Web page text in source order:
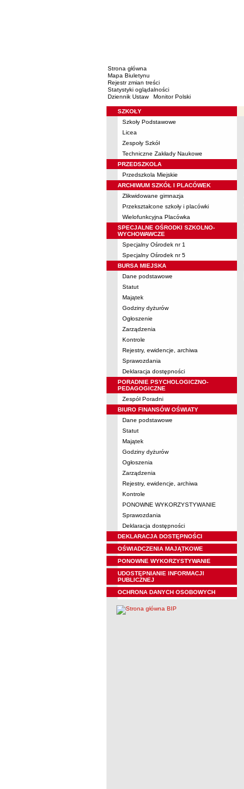
Strona główna
Mapa Biuletynu
Rejestr zmian treści
Statystyki oglądalności
Dziennik Ustaw
Monitor Polski
Menu
SZKOŁY
Szkoły Podstawowe
Licea
Zespoły Szkół
Techniczne Zakłady Naukowe
PRZEDSZKOLA
Przedszkola Miejskie
ARCHIWUM SZKÓŁ I PLACÓWEK
Zlikwidowane gimnazja
Przekształcone szkoły i placówki
Wielofunkcyjna Placówka
SPECJALNE OŚRODKI SZKOLNO-
WYCHOWAWCZE
Specjalny Ośrodek nr 1
Specjalny Ośrodek nr 5
BURSA MIEJSKA
Dane podstawowe
Statut
Majątek
Godziny dyżurów
Ogłoszenie
Zarządzenia
Kontrole
Rejestry, ewidencje, archiwa
Sprawozdania
Deklaracja dostępności
PORADNIE PSYCHOLOGICZNO-
PEDAGOGICZNE
Zespół Poradni
BIURO FINANSÓW OŚWIATY
Dane podstawowe
Statut
Majątek
Godziny dyżurów
Ogłoszenia
Zarządzenia
Rejestry, ewidencje, archiwa
Kontrole
PONOWNE WYKORZYSTYWANIE
Sprawozdania
Deklaracja dostępności
DEKLARACJA DOSTĘPNOŚCI
OŚWIADCZENIA MAJĄTKOWE
PONOWNE WYKORZYSTYWANIE
UDOSTĘPNIANIE INFORMACJI
PUBLICZNEJ
OCHRONA DANYCH OSOBOWYCH